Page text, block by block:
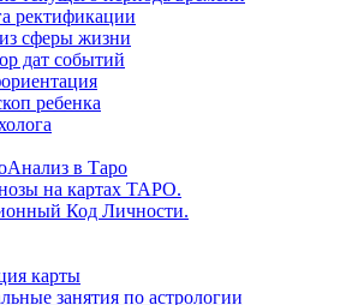
ректификации
сферы жизни
дат событий
ребенка
в Таро
на картах ТАРО.
Код Личности.
карты
занятия по астрологии